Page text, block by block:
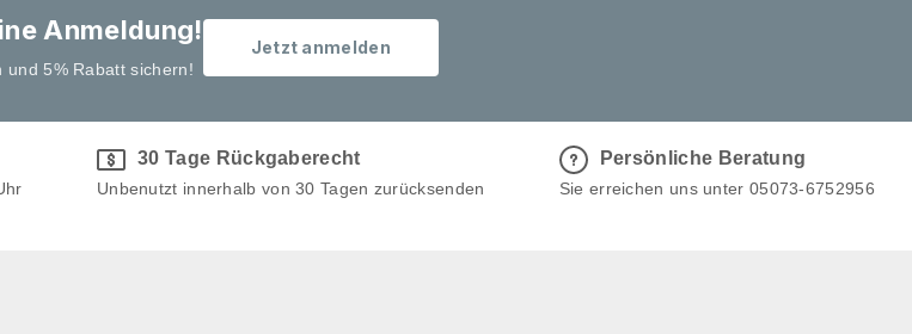
Anmeldung!
und 5% Rabatt sichern!
Jetzt anmelden
30 Tage Rückgaberecht
Unbenutzt innerhalb von 30 Tagen zurücksenden
Persönliche Beratung
Sie erreichen uns unter 05073-6752956